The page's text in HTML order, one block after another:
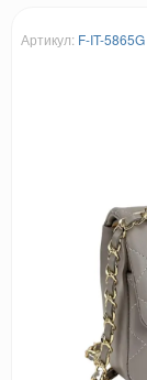
Артикул: F-IT-5865G